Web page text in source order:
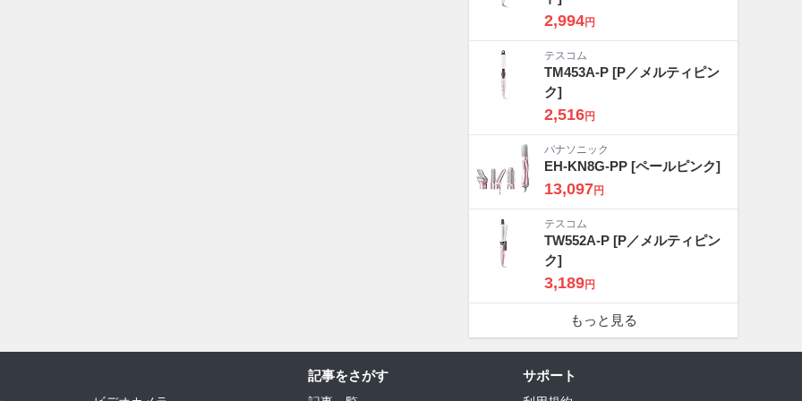
2,994円
テスコム
TM453A-P [P／メルティピン
ク]
2,516円
パナソニック
EH-KN8G-PP [ペールピンク]
13,097円
テスコム
TW552A-P [P／メルティピン
ク]
3,189円
もっと見る
記事をさがす サポート